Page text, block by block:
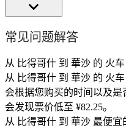
常见问题解答
从 比得哥什 到 華沙 的 火车
从 比得哥什 到 華沙 的 火
会根据您购买的时间以及
会发现票价低至 ¥82.25。
从 比得哥什 到 華沙 最便宜